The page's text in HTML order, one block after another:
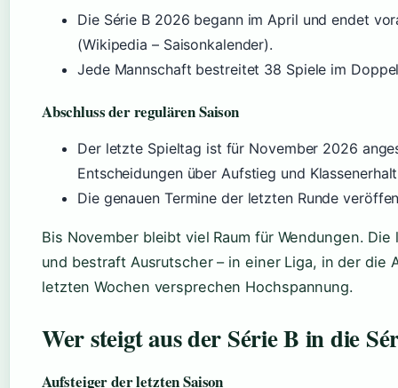
Die Série B 2026 begann im April und endet
(Wikipedia – Saisonkalender).
Jede Mannschaft bestreitet 38 Spiele im
Abschluss der regulären Saison
Der letzte Spieltag ist für November 2026
Entscheidungen über Aufstieg und
Die genauen Termine der letzten Runde
Bis November bleibt viel Raum für Wendungen.
und bestraft Ausrutscher – in einer Liga, in der die
letzten Wochen versprechen Hochspannung.
Wer steigt aus der Série B in die
Aufsteiger der letzten Saison